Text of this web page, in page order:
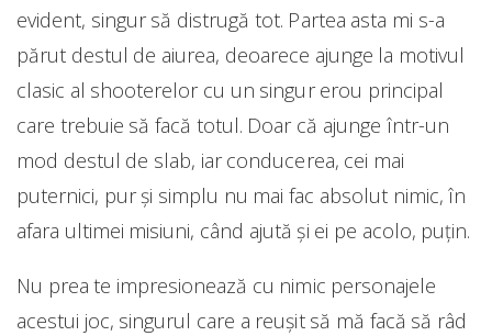
evident, singur să distrugă tot. Partea asta mi s-a
părut destul de aiurea, deoarece ajunge la motivul
clasic al shooterelor cu un singur erou principal
care trebuie să facă totul. Doar că ajunge într-un
mod destul de slab, iar conducerea, cei mai
puternici, pur și simplu nu mai fac absolut nimic, în
afara ultimei misiuni, când ajută și ei pe acolo, puțin.
Nu prea te impresionează cu nimic personajele
acestui joc, singurul care a reușit să mă facă să râd